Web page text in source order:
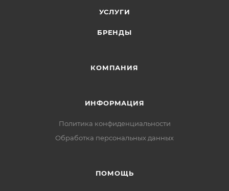
УСЛУГИ
БРЕНДЫ
КОМПАНИЯ
ИНФОРМАЦИЯ
Политика конфиденциальности
Обработка персональных данных
ПОМОЩЬ